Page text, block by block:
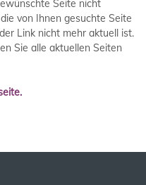
Seite nicht
von Ihnen gesuchte Seite
Link nicht mehr aktuell ist.
Sie alle aktuellen Seiten